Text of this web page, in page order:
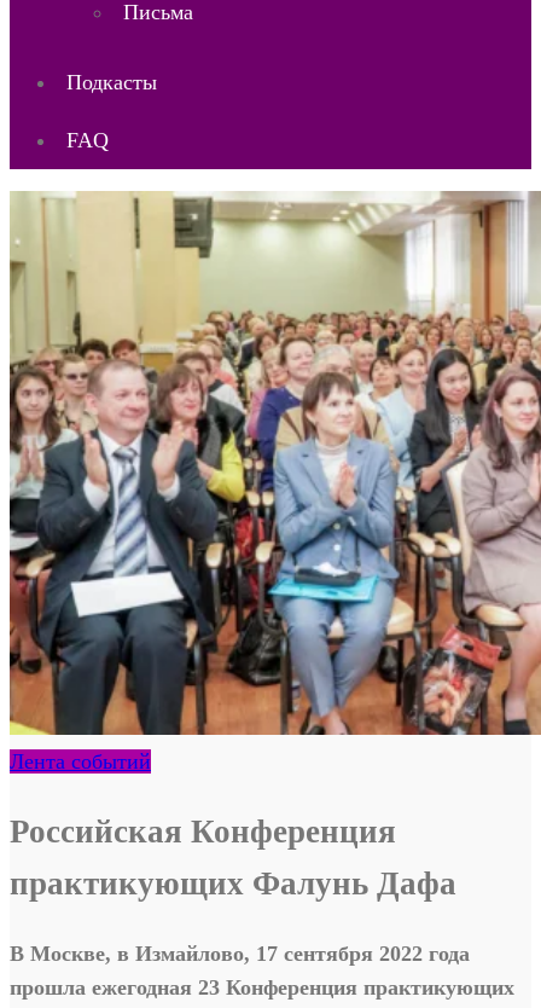
Письма
Подкасты
FAQ
Лента событий
Российская Конференция
практикующих Фалунь Дафа
В Москве, в Измайлово, 17 сентября 2022 года
прошла ежегодная 23 Конференция практикующих